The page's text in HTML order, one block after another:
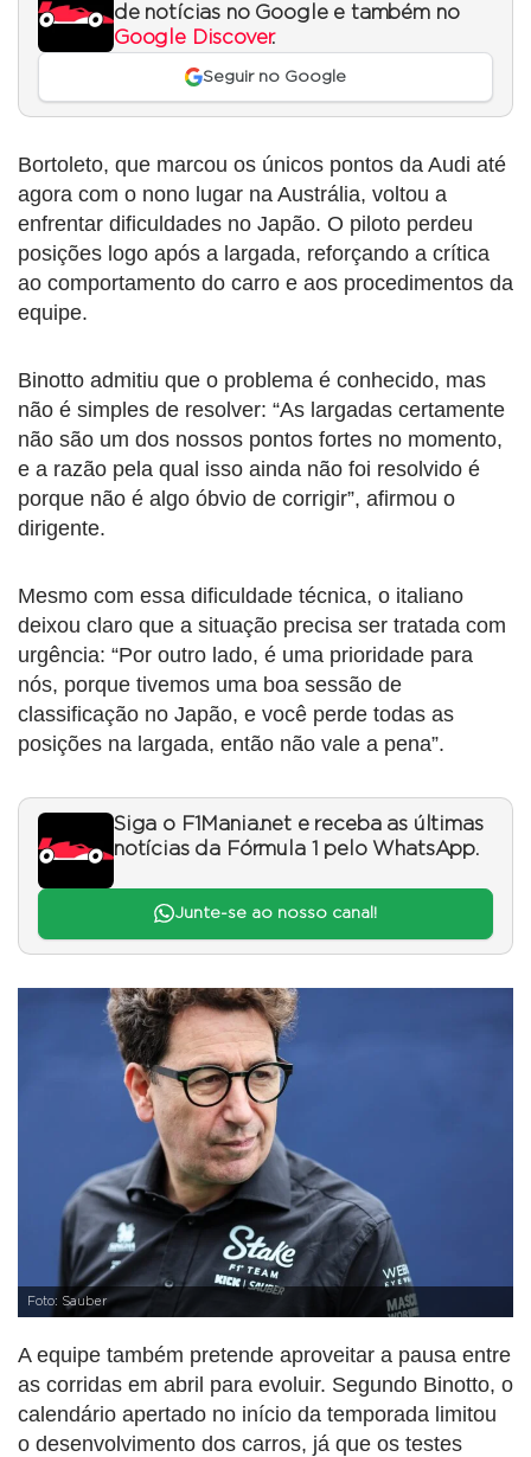
de notícias no Google e também no
Google Discover.
Seguir no Google
Bortoleto, que marcou os únicos pontos da Audi até
agora com o nono lugar na Austrália, voltou a
enfrentar dificuldades no Japão. O piloto perdeu
posições logo após a largada, reforçando a crítica
ao comportamento do carro e aos procedimentos da
equipe.
Binotto admitiu que o problema é conhecido, mas
não é simples de resolver: “As largadas certamente
não são um dos nossos pontos fortes no momento,
e a razão pela qual isso ainda não foi resolvido é
porque não é algo óbvio de corrigir”, afirmou o
dirigente.
Mesmo com essa dificuldade técnica, o italiano
deixou claro que a situação precisa ser tratada com
urgência: “Por outro lado, é uma prioridade para
nós, porque tivemos uma boa sessão de
classificação no Japão, e você perde todas as
posições na largada, então não vale a pena”.
Siga o F1Mania.net e receba as últimas
notícias da Fórmula 1 pelo WhatsApp.
Junte-se ao nosso canal!
Foto: Sauber
A equipe também pretende aproveitar a pausa entre
as corridas em abril para evoluir. Segundo Binotto, o
calendário apertado no início da temporada limitou
o desenvolvimento dos carros, já que os testes